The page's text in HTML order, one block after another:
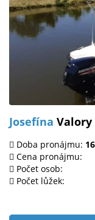
Josefína Valory
Doba pronájmu:
Cena pronájmu:
Počet osob:
Počet lůžek: